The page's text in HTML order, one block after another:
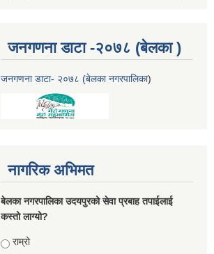
जनगणना डाटा -२०७८ (बेलका )
जनगणना डाटा- २०७८ (बेलका नगरपालिका)
नागरिक अभिमत
बेलका नगरपालिका उदयपुरको सेवा प्रबाह तपाईलाई
कस्तो लाग्यो?
Choices
राम्रो